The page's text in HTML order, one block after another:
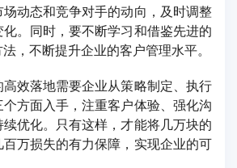
动态和竞争对手的动向，及时调整
。同时，要不断学习和借鉴先进的
，不断提升企业的客户管理水平。
效落地需要企业从策略制定、执行
方面入手，注重客户体验、强化沟
优化。只有这样，才能将几万块的
万损失的有力保障，实现企业的可